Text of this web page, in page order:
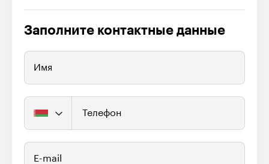
Заполните контактные данные
Имя
Телефон
E-mail